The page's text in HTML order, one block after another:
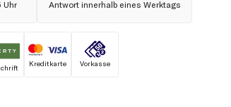
Kreditkarte Vorkasse